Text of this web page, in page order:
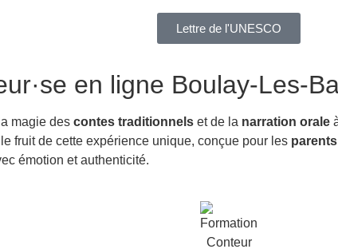
Lettre de l'UNESCO
en ligne Boulay-Les-
magie des contes traditionnels et de la narration orale
fruit de cette expérience unique, conçue pour les parents
émotion et authenticité.